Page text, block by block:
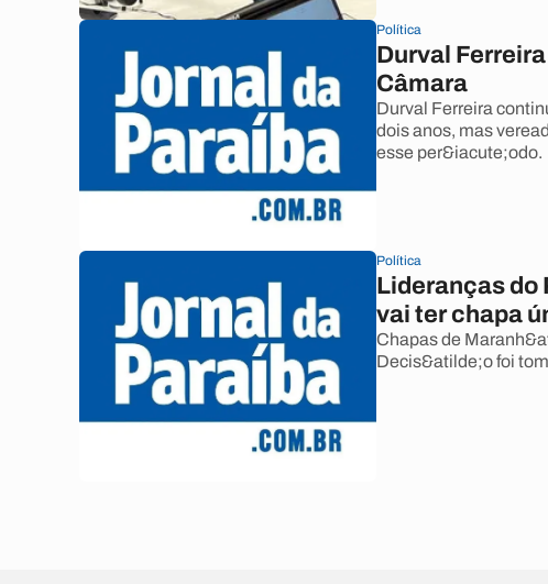
Política
Durval
Câmara
Durval Ferreira
dois anos, mas
esse per&iacute;odo.
Política
Lideranças do
vai ter chapa
Chapas de
Decis&atilde;o foi